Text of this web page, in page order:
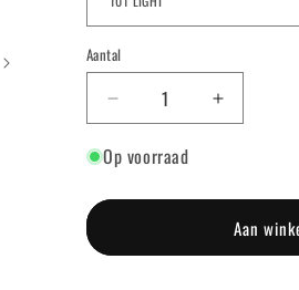
Aantal
Aantal
verlagen
voor
MOOD
CONTRAST™
Aantal
verhogen
MOOD
Op voorraad
Aan